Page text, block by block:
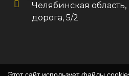
Челябинская
дорога, 5/2